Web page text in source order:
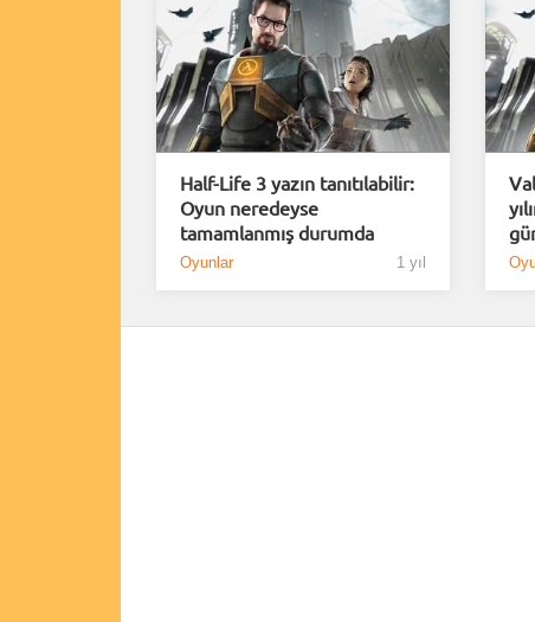
Half-Life 3 yazın tanıtılabilir:
Oyun neredeyse
tamamlanmış durumda
Oyunlar 1 yıl